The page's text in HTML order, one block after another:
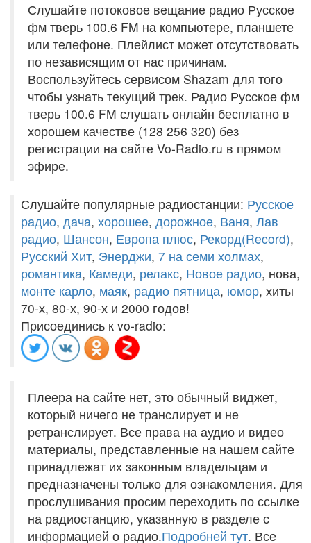
Слушайте потоковое вещание радио Русское
фм тверь 100.6 FM на компьютере, планшете
или телефоне. Плейлист может отсутствовать
по независящим от нас причинам.
Воспользуйтесь сервисом Shazam для того
чтобы узнать текущий трек. Радио Русское фм
тверь 100.6 FM слушать онлайн бесплатно в
хорошем качестве (128 256 320) без
регистрации на сайте Vo-Radio.ru в прямом
эфире.
Слушайте популярные радиостанции: Русское
радио, дача, хорошее, дорожное, Ваня, Лав
радио, Шансон, Европа плюс, Рекорд(Record),
Русский Хит, Энерджи, 7 на семи холмах,
романтика, Камеди, релакс, Новое радио, нова,
монте карло, маяк, радио пятница, юмор, хиты
70-х, 80-х, 90-х и 2000 годов!
Присоединись к vo-radio:
Плеера на сайте нет, это обычный виджет,
который ничего не транслирует и не
ретранслирует. Все права на аудио и видео
материалы, представленные на нашем сайте
принадлежат их законным владельцам и
предназначены только для ознакомления. Для
прослушивания просим переходить по ссылке
на радиостанцию, указанную в разделе с
информацией о радио.Подробней тут. Все